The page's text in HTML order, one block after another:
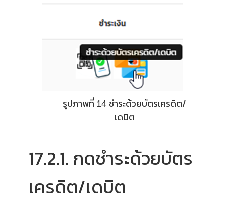
รูปภาพที่ 14 ชำระด้วยบัตรเครดิต/
เดบิต
17.2.1. กดชำระด้วยบัตร
เครดิต/เดบิต